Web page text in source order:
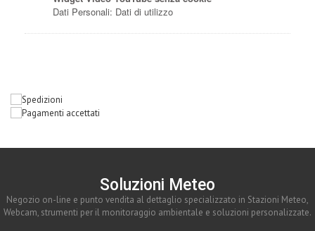
Soluzioni Meteo
Negozio on-line e punto vendita al dettaglio specializzato in Stazioni Meteo,
Webcam, strumenti per il monitoraggio ambientale e soluzioni personalizzate.